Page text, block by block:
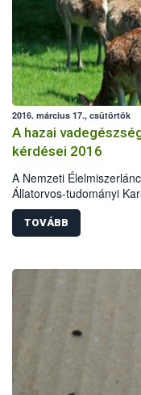
2016. március 17., csütörtök
A hazai
kérdései 2016
A Nemzeti
Állatorvos-tudományi
Országos Magyar
Akadémia Erdészeti
Albizottsága és a
vadgazdálkodás
2016. április 5-ére. A
Állatorvos-tudományi
vadegészségügy,
vadászati igazgatás
tervezett témakörökben:
TOVÁBB